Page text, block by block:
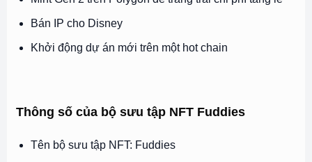
Bán IP cho Disney
Khởi động dự án mới trên một hot chain
Thông số của bộ sưu tập NFT Fuddies
Tên bộ sưu tập NFT: Fuddies